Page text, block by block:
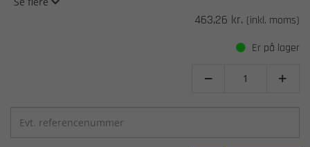
463,26 kr. (inkl. moms)
Er på lager
 